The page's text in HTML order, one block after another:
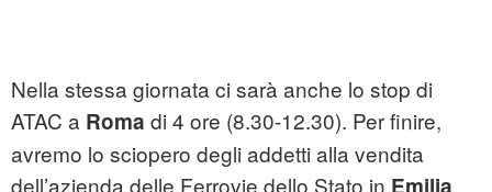
Nella stessa giornata ci sarà anche lo stop di
ATAC a Roma di 4 ore (8.30-12.30). Per finire,
avremo lo sciopero degli addetti alla vendita
dell’azienda delle Ferrovie dello Stato in